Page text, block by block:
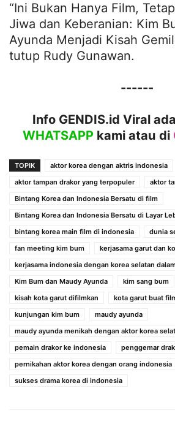
“Ini Bukan Hanya Film,
Jiwa dan Keberanian: Kim
Ayunda Menjadi Kisah
tutup Rudy Gunawan.
------
Info GENDIS.id Viral
WHATSAPPkami atau di
TOPIK
aktor korea dengan aktris indonesia
aktor tampan drakor yang terpopuler
aktor
Bintang Korea dan Indonesia Bersatu di film
Bintang Korea dan Indonesia Bersatu di Layar
bintang korea main film di indonesia
dunia
fan meeting kim bum
kerjasama garut dan
kerjasama indonesia dengan korea selatan
Kim Bum dan Maudy Ayunda
kim sang bum
kisah kota garut difilmkan
kota garut buat
kunjungan kim bum
maudy ayunda
maudy ayunda menikah dengan aktor korea
pemain drakor ke indonesia
penggemar
pernikahan aktor korea dengan orang indonesia
sukses drama korea di indonesia